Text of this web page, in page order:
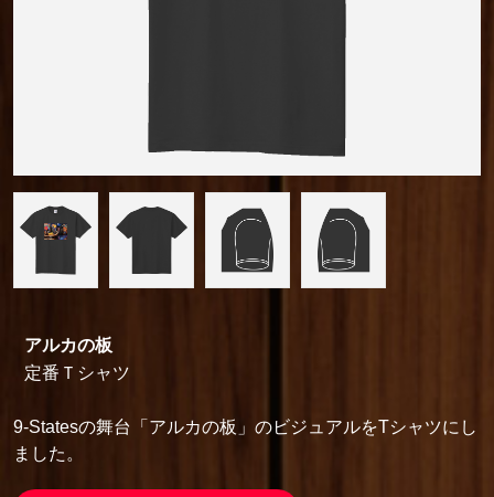
アルカの板
定番Ｔシャツ
9-Statesの舞台「アルカの板」のビジュアルをTシャツにし
ました。